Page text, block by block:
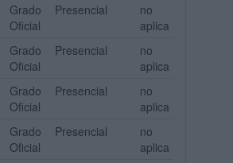
Grado
Oficial
Presencial
no
aplica
Grado
Oficial
Presencial
no
aplica
Grado
Oficial
Presencial
no
aplica
Grado
Oficial
Presencial
no
aplica